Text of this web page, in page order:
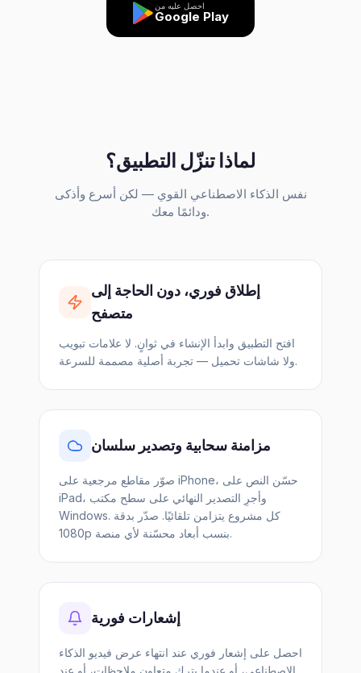
احصل عليه من
Google Play
لماذا تنزّل التطبيق؟
نفس الذكاء الاصطناعي القوي — لكن أسرع وأذكى
ودائمًا معك.
إطلاق فوري، دون الحاجة إلى
متصفح
افتح التطبيق وابدأ الإنشاء في ثوانٍ. لا علامات تبويب
ولا شاشات تحميل — تجربة أصلية مصممة للسرعة.
مزامنة سحابية وتصدير سلسان
صوّر مقاطع مرجعية على iPhone، حسّن النص على
iPad، وأجرِ التصدير النهائي على سطح مكتب
Windows. كل مشروع يتزامن تلقائيًا. صدّر بدقة
1080p بنسب أبعاد محسّنة لأي منصة.
إشعارات فورية
احصل على إشعار فوري عند انتهاء عرض فيديو الذكاء
الاصطناعي، أو عندما يترك متعاون ملاحظات، أو عند